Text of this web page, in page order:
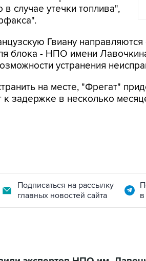
случае утечки топлива",
Гвиану направляются
блока - НПО имени
устранения
на месте, "Фрегат"
к задержке в несколько
Подписаться на рассылку
главных новостей сайта